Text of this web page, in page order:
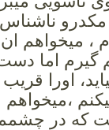
مکدرو ناشناس
، میخواهم ان
گیرم اما
اورا قریب
،میخواهم
که در